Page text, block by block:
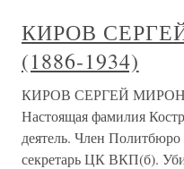
КИРОВ
(1886-1934)
КИРОВ СЕРГЕЙ
Настоящая фамилия
деятель. Член
секретарь ЦК ВКП(б).